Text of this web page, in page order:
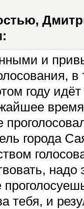
и
в
году
города
надо
тебя, и